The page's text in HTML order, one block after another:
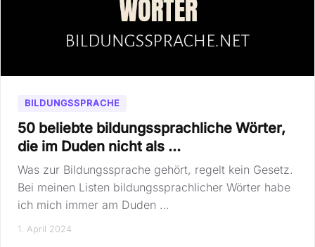
BILDUNGSSPRACHE
50 beliebte bildungssprachliche Wörter,
die im Duden nicht als …
Was zur Bildungssprache gehört, regelt kein Gesetz.
Bei meinen Listen bildungssprachlicher Wörter habe
ich mich immer am Duden …
1. April 2024